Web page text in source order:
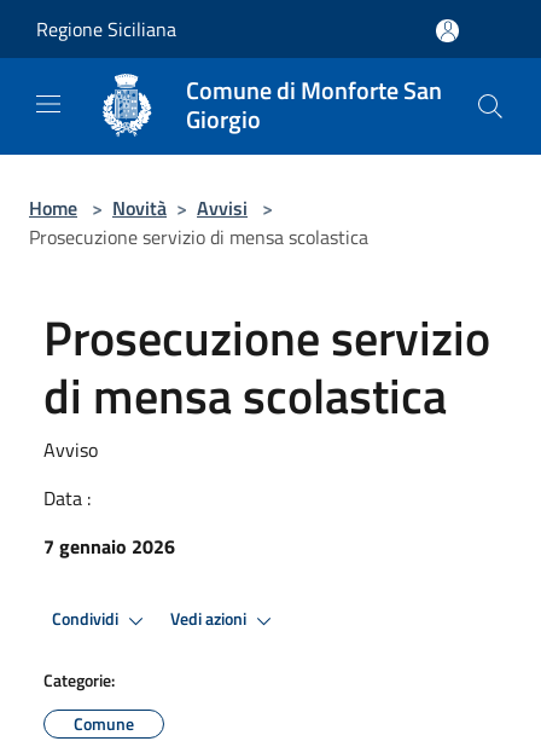
Regione Siciliana
Comune di Monforte San
Giorgio
Home > Novità > Avvisi >
Prosecuzione servizio di mensa scolastica
Prosecuzione servizio
di mensa scolastica
Avviso
Data :
7 gennaio 2026
Condividi Vedi azioni
Categorie:
Comune